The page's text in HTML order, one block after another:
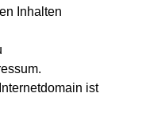
Inhalten
ist